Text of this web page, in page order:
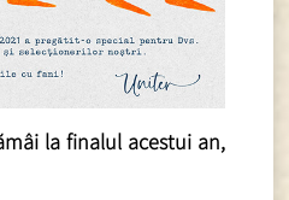
la finalul acestui an,